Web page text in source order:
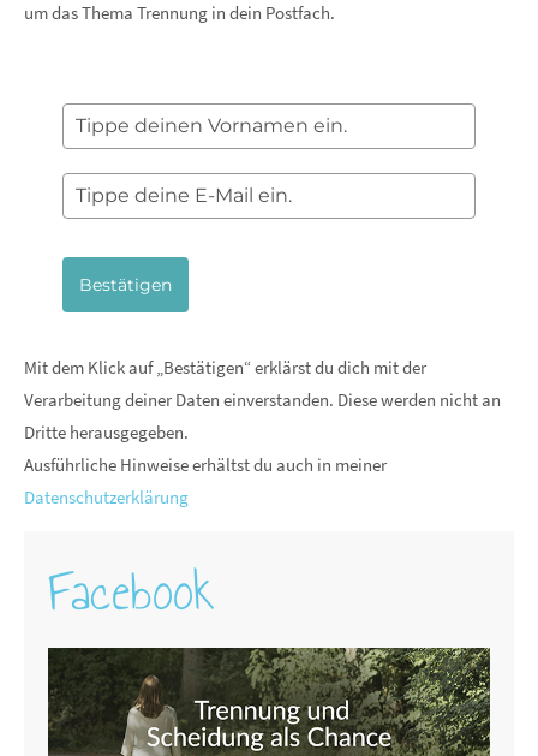
um das Thema Trennung in dein Postfach.
Bestätigen
Mit dem Klick auf „Bestätigen“ erklärst du dich mit der
Verarbeitung deiner Daten einverstanden. Diese werden nicht an
Dritte herausgegeben.
Ausführliche Hinweise erhältst du auch in meiner
Datenschutzerklärung
Facebook